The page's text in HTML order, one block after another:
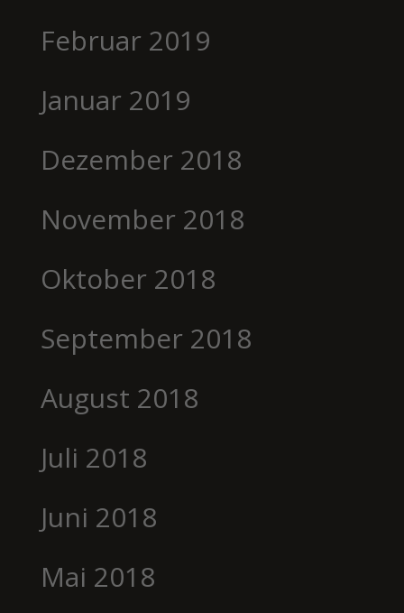
Februar 2019
Januar 2019
Dezember 2018
November 2018
Oktober 2018
September 2018
August 2018
Juli 2018
Juni 2018
Mai 2018